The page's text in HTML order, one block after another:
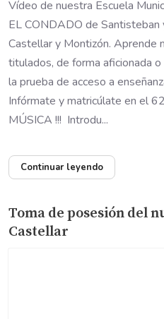
Vídeo de nuestra Escuela
EL CONDADO de
Castellar y Montizón. Aprende
titulados, de forma aficionada
la prueba de acceso a
Infórmate y matricúlate en el
MÚSICA !!! Introdu...
Continuar leyendo
Toma de posesión del
Castellar